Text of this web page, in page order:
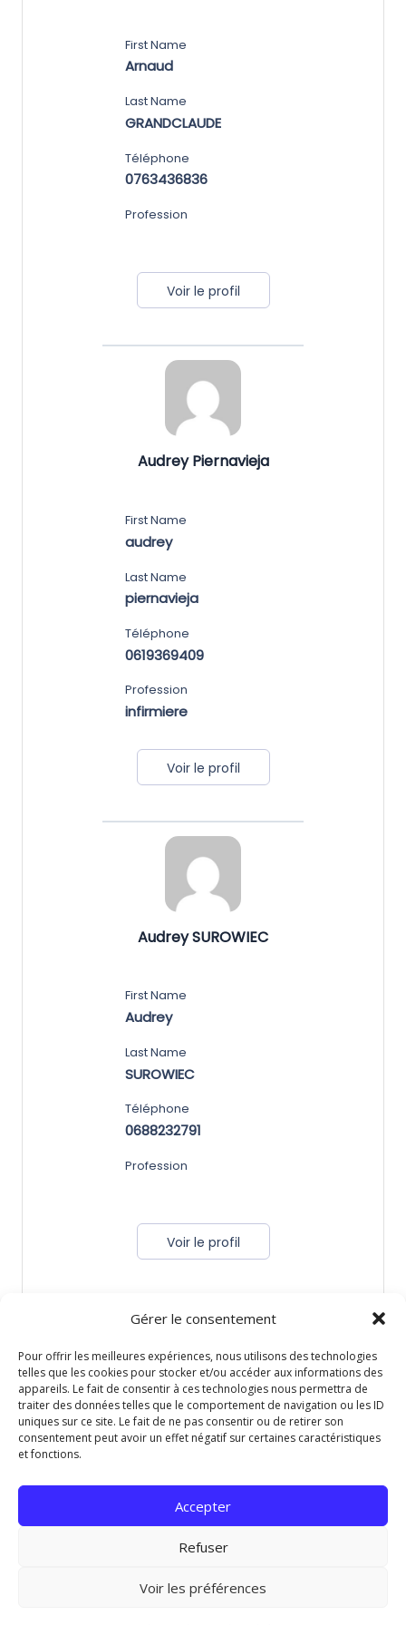
Gérer le consentement
Pour offrir les meilleures expériences, nous utilisons des technologies
telles que les cookies pour stocker et/ou accéder aux informations des
appareils. Le fait de consentir à ces technologies nous permettra de
traiter des données telles que le comportement de navigation ou les ID
uniques sur ce site. Le fait de ne pas consentir ou de retirer son
consentement peut avoir un effet négatif sur certaines caractéristiques
et fonctions.
Accepter
Refuser
Voir les préférences
First Name
Arnaud
Last Name
GRANDCLAUDE
Téléphone
0763436836
Profession
Voir le profil
Audrey Piernavieja
First Name
audrey
Last Name
piernavieja
Téléphone
0619369409
Profession
infirmiere
Voir le profil
Audrey SUROWIEC
First Name
Audrey
Last Name
SUROWIEC
Téléphone
0688232791
Profession
Voir le profil
Charger plus